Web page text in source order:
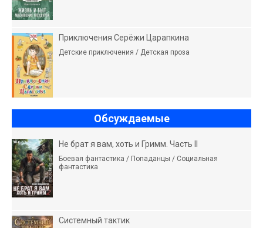
Приключения Серёжи Царапкина
Детские приключения / Детская проза
Обсуждаемые
Не брат я вам, хоть и Гримм. Часть II
Боевая фантастика / Попаданцы / Социальная
фантастика
Системный тактик